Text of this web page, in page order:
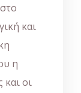
και
η
και οι